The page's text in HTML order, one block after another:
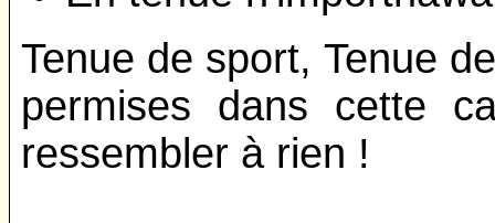
Tenue de sport, Tenue
permises dans cette
ressembler à rien !